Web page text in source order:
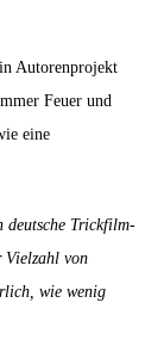
Autorenprojekt
Feuer und
eine
deutsche Trickfilm-
Vielzahl von
wie wenig